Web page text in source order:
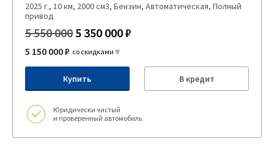
2025 г., 10 км, 2000 см3, Бензин, Автоматическая, Полный
привод
5 550 000 5 350 000 ₽
5 150 000 ₽ со скидками
Купить В кредит
Юридически чистый
и проверенный автомобиль